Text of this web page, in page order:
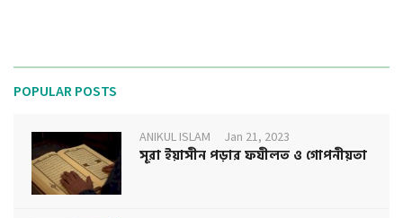
POPULAR POSTS
ANIKUL ISLAM Jan 21, 2023
সূরা ইয়াসীন পড়ার ফযীলত ও গোপনীয়তা